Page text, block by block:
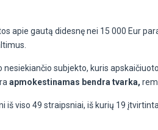
apie gautą didesnę nei 15 000 Eur
nesiekiančio subjekto, kuris
apmokestinamas bendra tvarka,
iš viso 49 straipsniai, iš kurių 19 įtvirtinta